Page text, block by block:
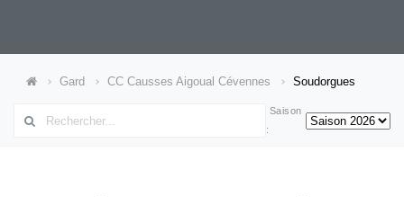
Gard CC Causses Aigoual Cévennes Soudorgues
Saison
: